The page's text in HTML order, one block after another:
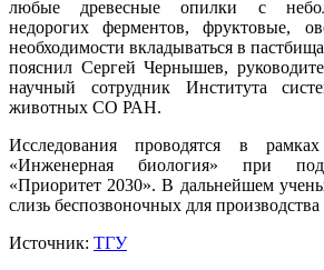
любые древесные опилки с
недорогих ферментов, фруктовые,
необходимости вкладываться в
пояснил Сергей Чернышев,
научный сотрудник Института
животных СО РАН.
Исследования проводятся в
«Инженерная биология» при
«Приоритет 2030». В дальнейшем
слизь беспозвоночных для
Источник: ТГУ